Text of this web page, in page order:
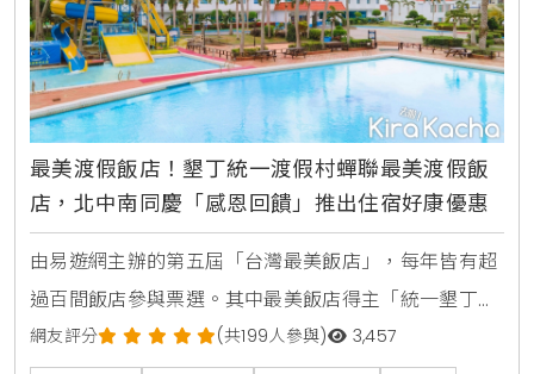
最美渡假飯店！墾丁統一渡假村蟬聯最美渡假飯
店，北中南同慶「感恩回饋」推出住宿好康優惠
由易遊網主辦的第五屆「台灣最美飯店」，每年皆有超
過百間飯店參與票選。其中最美飯店得主「統一墾丁海
洋體驗樂園」獲得2022「台灣最美渡假飯店」最高票
網友評分 (共199人參與) 3,457